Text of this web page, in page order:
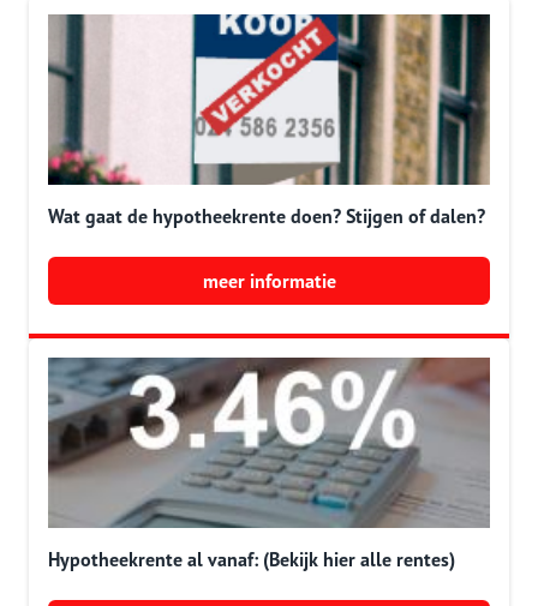
Wat gaat de hypotheekrente doen? Stijgen of dalen?
meer informatie
Hypotheekrente al vanaf: (Bekijk hier alle rentes)